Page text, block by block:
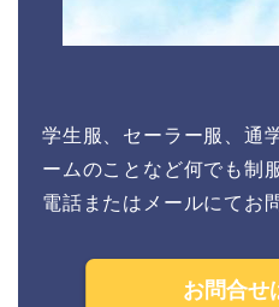
学生服、セーラー服、通
ームのことなど何でも制
電話またはメールにてお
お問合せ